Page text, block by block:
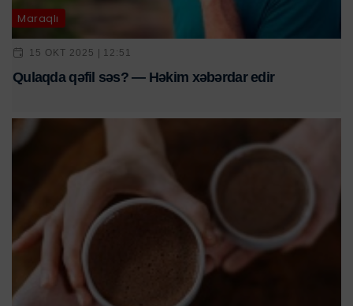
Maraqlı
15 OKT 2025 | 12:51
Qulaqda qəfil səs? — Həkim xəbərdar edir